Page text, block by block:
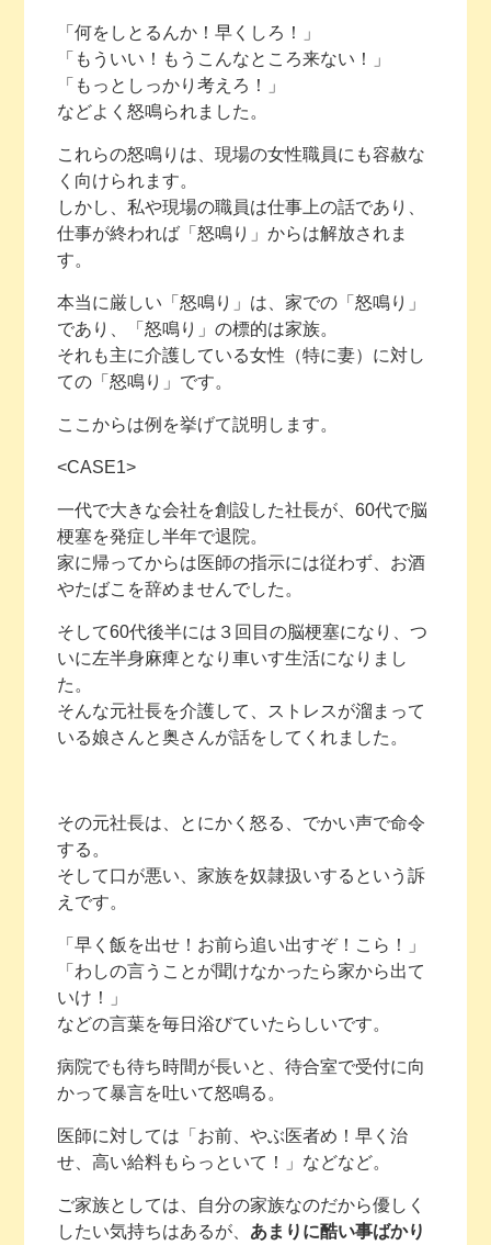
「何をしとるんか！早くしろ！」
「もういい！もうこんなところ来ない！」
「もっとしっかり考えろ！」
などよく怒鳴られました。
これらの怒鳴りは、現場の女性職員にも容赦な
く向けられます。
しかし、私や現場の職員は仕事上の話であり、
仕事が終われば「怒鳴り」からは解放されま
す。
本当に厳しい「怒鳴り」は、家での「怒鳴り」
であり、「怒鳴り」の標的は家族。
それも主に介護している女性（特に妻）に対し
ての「怒鳴り」です。
ここからは例を挙げて説明します。
<CASE1>
一代で大きな会社を創設した社長が、60代で脳
梗塞を発症し半年で退院。
家に帰ってからは医師の指示には従わず、お酒
やたばこを辞めませんでした。
そして60代後半には３回目の脳梗塞になり、つ
いに左半身麻痺となり車いす生活になりまし
た。
そんな元社長を介護して、ストレスが溜まって
いる娘さんと奥さんが話をしてくれました。
その元社長は、とにかく怒る、でかい声で命令
する。
そして口が悪い、家族を奴隷扱いするという訴
えです。
「早く飯を出せ！お前ら追い出すぞ！こら！」
「わしの言うことが聞けなかったら家から出て
いけ！」
などの言葉を毎日浴びていたらしいです。
病院でも待ち時間が長いと、待合室で受付に向
かって暴言を吐いて怒鳴る。
医師に対しては「お前、やぶ医者め！早く治
せ、高い給料もらっといて！」などなど。
ご家族としては、自分の家族なのだから優しく
したい気持ちはあるが、 あまりに酷い事ばかり